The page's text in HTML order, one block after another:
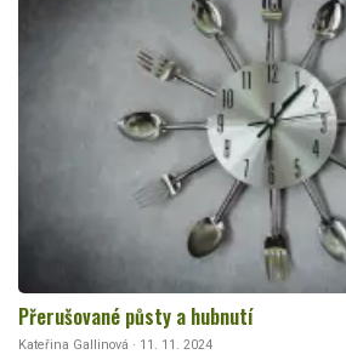
Přerušované půsty a hubnutí
Kateřina Gallinová · 11. 11. 2024